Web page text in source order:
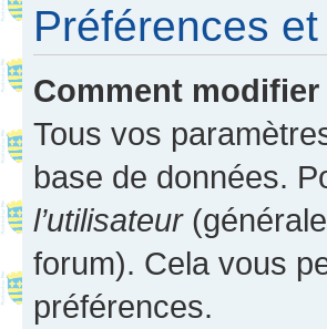
Préférences
Comment
Tous vos
base de données.
l’utilisateur
forum). Cela vous
préférences.